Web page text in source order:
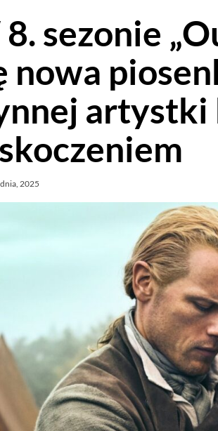
sezonie
nowa
artystki
2025